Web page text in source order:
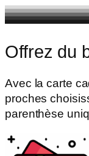
Offrez du
Avec la carte
proches
parenthèse